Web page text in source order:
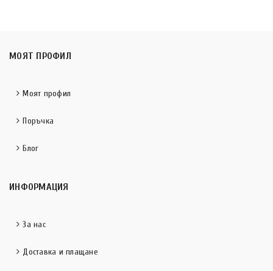
МОЯТ ПРОФИЛ
Моят профил
Поръчка
Блог
ИНФОРМАЦИЯ
За нас
Доставка и плащане